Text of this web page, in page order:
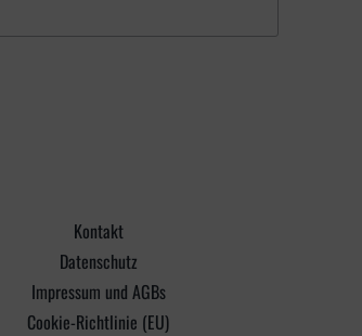
Kontakt
Datenschutz
Impressum und AGBs
Cookie-Richtlinie (EU)